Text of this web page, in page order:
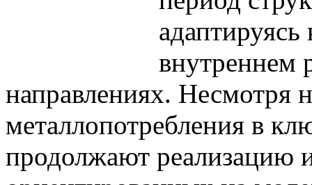
внутреннем
направлениях. Несмотря
металлопотребления в
продолжают реализацию